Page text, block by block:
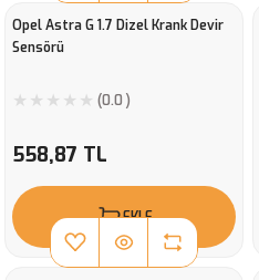
Opel Astra G 1.7 Dizel Krank Devir
Sensörü
(0.0 )
558,87 TL
EKLE